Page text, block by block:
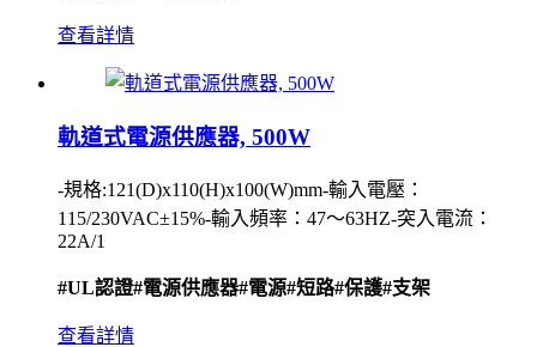
查看詳情
軌道式電源供應器, 500W
-規格:121(D)x110(H)x100(W)mm-輸入電壓：
115/230VAC±15%-輸入頻率：47〜63HZ-突入電流：
22A/1
#UL認證#電源供應器#電源#短路#保護#支架
查看詳情